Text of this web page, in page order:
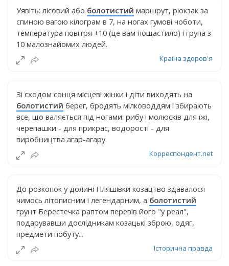
Уявіть: лісовий або болотистий маршрут, рюкзак за
спиною вагою кілограм в 7, на ногах гумові чоботи,
температура повітря +10 (це вам пощастило) і група з
10 малознайомих людей.
Країна здоров'я
Зі сходом сонця місцеві жінки і діти виходять на
болотистий берег, бродять мілководдям і збирають
все, що валяється під ногами: рибу і молюсків для їжі,
черепашки - для прикрас, водорості - для
виробництва агар-агару.
Корреспондент.net
До розкопок у долині Пляшівки козацтво здавалося
чимось літописним і легендарним, а болотистий
грунт Берестечка раптом перевів його "у реал",
подарувавши дослідникам козацькі зброю, одяг,
предмети побуту...
Історична правда